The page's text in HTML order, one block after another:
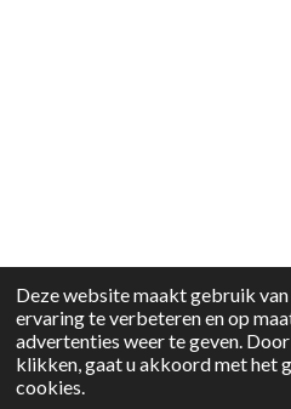
Deze website maakt gebruik
ervaring te verbeteren en op
advertenties weer te geven. Door
klikken, gaat u akkoord met het
cookies.
© 2024 - 2026 Style2Maria
Powered by